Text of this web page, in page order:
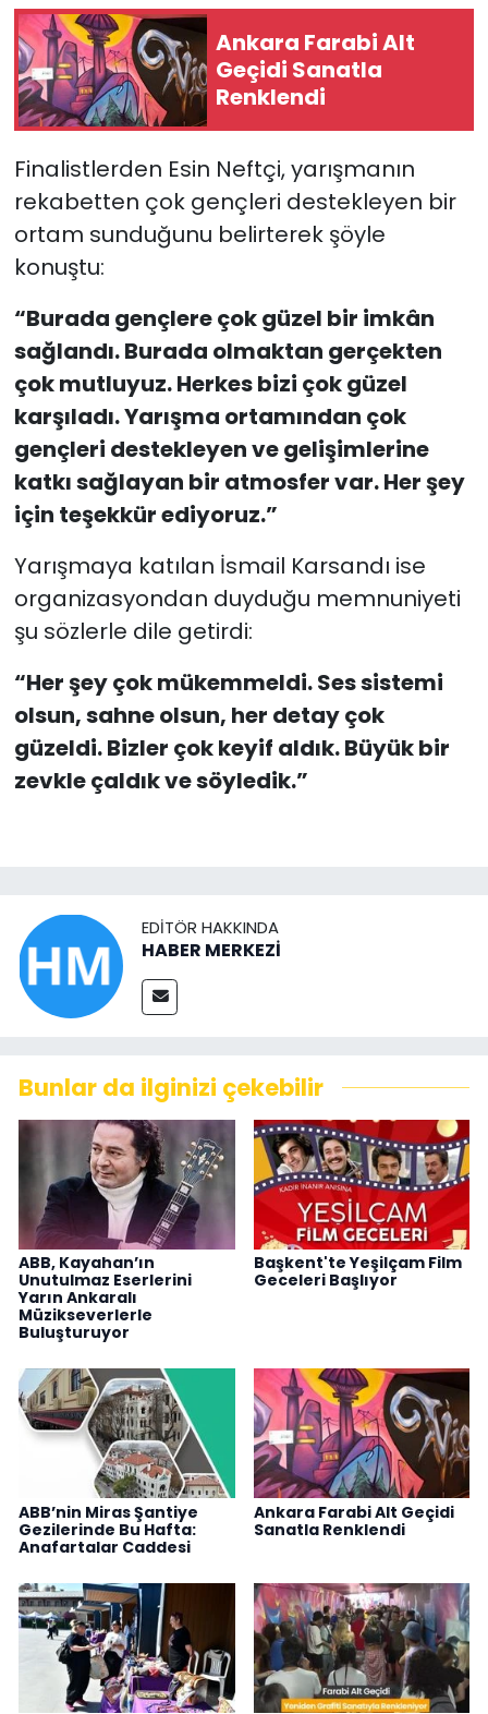
Ankara Farabi Alt
Geçidi Sanatla
Renklendi
Finalistlerden Esin Neftçi, yarışmanın
rekabetten çok gençleri destekleyen bir
ortam sunduğunu belirterek şöyle
konuştu:
“Burada gençlere çok güzel bir imkân
sağlandı. Burada olmaktan gerçekten
çok mutluyuz. Herkes bizi çok güzel
karşıladı. Yarışma ortamından çok
gençleri destekleyen ve gelişimlerine
katkı sağlayan bir atmosfer var. Her şey
için teşekkür ediyoruz.”
Yarışmaya katılan İsmail Karsandı ise
organizasyondan duyduğu memnuniyeti
şu sözlerle dile getirdi:
“Her şey çok mükemmeldi. Ses sistemi
olsun, sahne olsun, her detay çok
güzeldi. Bizler çok keyif aldık. Büyük bir
zevkle çaldık ve söyledik.”
EDITÖR HAKKINDA
HABER MERKEZİ
Bunlar da ilginizi çekebilir
ABB, Kayahan’ın
Unutulmaz Eserlerini
Yarın Ankaralı
Müzikseverlerle
Buluşturuyor
Başkent'te Yeşilçam Film
Geceleri Başlıyor
ABB’nin Miras Şantiye
Gezilerinde Bu Hafta:
Anafartalar Caddesi
Ankara Farabi Alt Geçidi
Sanatla Renklendi